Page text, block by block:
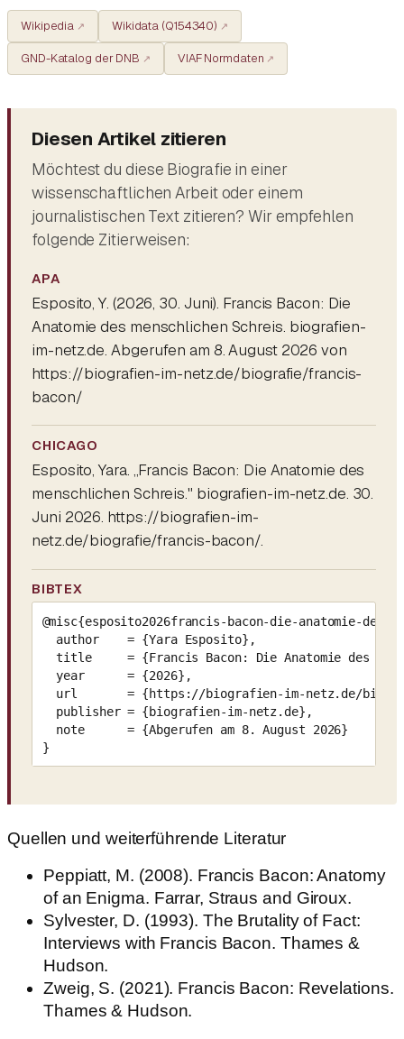
Wikipedia Wikidata (Q154340)
GND-Katalog der DNB VIAF Normdaten
Diesen Artikel zitieren
Möchtest du diese Biografie in einer
wissenschaftlichen Arbeit oder einem
journalistischen Text zitieren? Wir empfehlen
folgende Zitierweisen:
APA
Esposito, Y. (2026, 30. Juni). Francis Bacon: Die
Anatomie des menschlichen Schreis. biografien-
im-netz.de. Abgerufen am 8. August 2026 von
https://biografien-im-netz.de/biografie/francis-
bacon/
CHICAGO
Esposito, Yara. „Francis Bacon: Die Anatomie des
menschlichen Schreis." biografien-im-netz.de. 30.
Juni 2026. https://biografien-im-
netz.de/biografie/francis-bacon/.
BIBTEX
@misc{esposito2026francis-bacon-die-anatomie-des-
  author    = {Yara Esposito},
title     = {Francis Bacon: Die Anatomie des
  year      = {2026},
url       = {https://biografien-im-netz.de/
  publisher = {biografien-im-netz.de},
  note      = {Abgerufen am 8. August 2026}
}
Quellen und weiterführende Literatur
Peppiatt, M. (2008). Francis Bacon: Anatomy
of an Enigma. Farrar, Straus and Giroux.
Sylvester, D. (1993). The Brutality of Fact:
Interviews with Francis Bacon. Thames &
Hudson.
Zweig, S. (2021). Francis Bacon: Revelations.
Thames & Hudson.